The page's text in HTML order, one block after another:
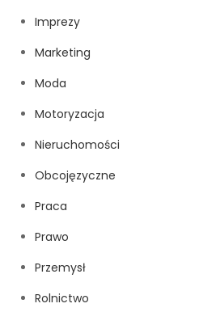
Imprezy
Marketing
Moda
Motoryzacja
Nieruchomości
Obcojęzyczne
Praca
Prawo
Przemysł
Rolnictwo